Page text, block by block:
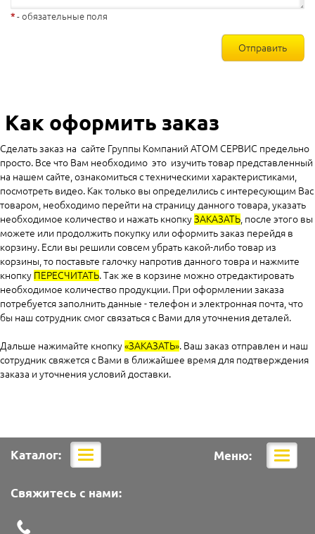
- обязательные поля
Отправить
Как оформить заказ
Сделать заказ на сайте Группы Компаний АТОМ СЕРВИС предельно
просто. Все что Вам необходимо это изучить товар представленный
на нашем сайте, ознакомиться с техническими характеристиками,
посмотреть видео. Как только вы определились с интересующим Вас
товаром, необходимо перейти на страницу данного товара, указать
необходимое количество и нажать кнопкуЗАКАЗАТЬ, после этого вы
можете или продолжить покупку или оформить заказ перейдя в
корзину. Если вы решили совсем убрать какой-либо товар из
корзины, то поставьте галочку напротив данного товра и нажмите
кнопку ПЕРЕСЧИТАТЬ. Так же в корзине можно отредактировать
необходимое количество продукции. При оформлении заказа
потребуется заполнить данные - телефон и электронная почта, что
бы наш сотрудник смог связаться с Вами для уточнения деталей.
Дальше нажимайте кнопку«ЗАКАЗАТЬ». Ваш заказ отправлен и наш
сотрудник свяжется с Вами в ближайшее время для подтверждения
заказа и уточнения условий доставки.
Меню:
Каталог:
Мобильная
навигация
Свяжитесь с нами: